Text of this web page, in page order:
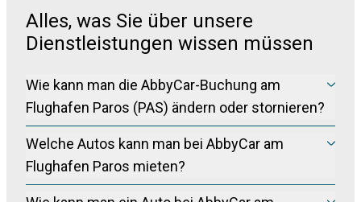
Alles, was Sie über unsere
Dienstleistungen wissen müssen
Wie kann man die AbbyCar-Buchung am
Flughafen Paros (PAS) ändern oder stornieren?
Bitte besuchen Sie unsere Seite zur Buchungsverwaltung
unterBuchung Verwalten, um Ihre Buchung kostenlos zu
stornieren (für nicht erstattungsfähige Buchungen) bis zu 24
Stunden vor der Abholung.
Welche Autos kann man bei AbbyCar am
Flughafen Paros mieten?
Wir bieten eine große Auswahl an Fahrzeugtypen zur